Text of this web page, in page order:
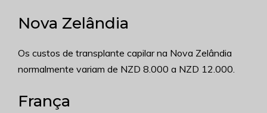
Nova Zelândia
Os custos de transplante capilar na Nova Zelândia
normalmente variam de NZD 8.000 a NZD 12.000.
França